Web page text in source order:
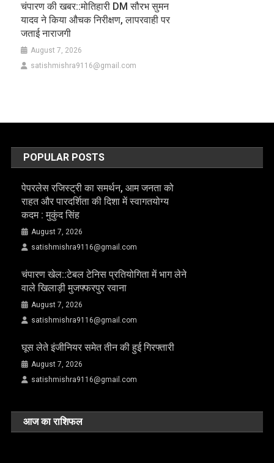
चंपारण की खबर::मोतिहारी DM सौरभ सुमन
यादव ने किया औचक निरीक्षण, लापरवाही पर
जताई नाराजगी
August 7, 2026
satishmishra9116@gmail.com
POPULAR POSTS
पेपरलेस रजिस्ट्री का समर्थन, आम जनता को
राहत और पारदर्शिता की दिशा में स्वागतयोग्य
कदम : मुकुंद सिंह
August 7, 2026
satishmishra9116@gmail.com
चंपारण खेल::टेबल टेनिस प्रतियोगिता में भाग लेने
वाले खिलाड़ी मुजफ्फरपुर रवाना
August 7, 2026
satishmishra9116@gmail.com
घूस लेते इंजीनियर समेत तीन की हुई गिरफ्तारी
August 7, 2026
satishmishra9116@gmail.com
आज का राशिफल